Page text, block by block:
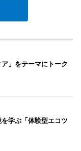
」をテーマにトーク
学ぶ「体験型エコツ